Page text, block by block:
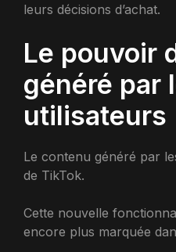
leurs décisions d’achat.
Le pouvoir
généré par
utilisateurs
Le contenu généré par
de TikTok.
Cette nouvelle
encore plus marquée